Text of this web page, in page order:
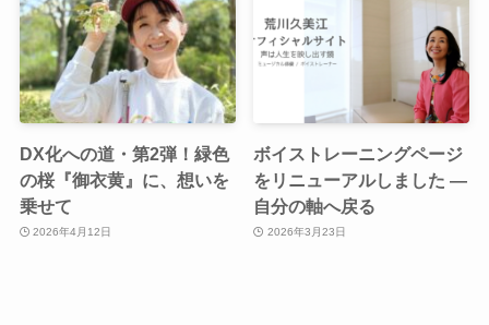
DX化への道・第2弾！緑色
の桜『御衣黄』に、想いを
乗せて
2026年4月12日
ボイストレーニングページ
をリニューアルしました ―
自分の軸へ戻る
2026年3月23日